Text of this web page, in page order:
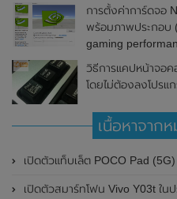
การตั้งค่าการ์ดจอ
พร้อมภาพประกอบ
gaming
วิธีการแคปหน้าจอ
โดยไม่ต้องลงโปรแ
เนื้อหาจาก
เปิดตัวแท็บเล็ต POCO Pad (5G) อย่างเป็นทางการแล้วในประเทศอินเดีย ม
เปิดตัวสมาร์ทโฟน Vivo Y03t ในประเทศฟิลิปปินส์อย่างเป็นทางการแล้ว มาพร้อมชิปเซ็ต